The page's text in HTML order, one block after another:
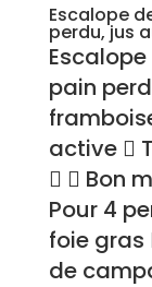
Escalope
perdu, jus
pain
active 
  Bon
Pour 4
foie gras
de